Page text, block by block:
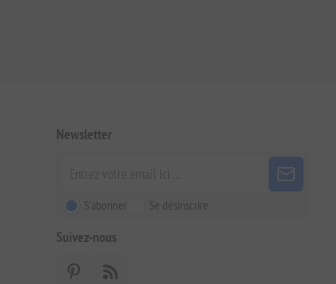
Newsletter
S'abonner Se désinscrire
Suivez-nous